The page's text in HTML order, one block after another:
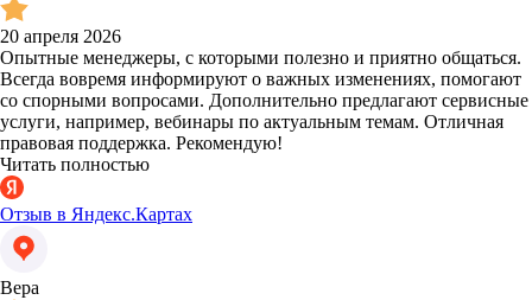
20 апреля 2026
Опытные менеджеры, с которыми полезно и приятно общаться.
Всегда вовремя информируют о важных изменениях, помогают
со спорными вопросами. Дополнительно предлагают сервисные
услуги, например, вебинары по актуальным темам. Отличная
правовая поддержка. Рекомендую!
Читать полностью
Отзыв в Яндекс.Картах
Вера